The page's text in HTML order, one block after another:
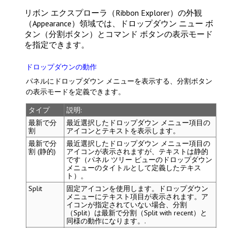
リボン エクスプローラ（Ribbon Explorer）の外観
（Appearance）領域では、ドロップダウン ニュー ボ
タン（分割ボタン）とコマンド ボタンの表示モード
を指定できます。
ドロップダウンの動作
パネルにドロップダウン メニューを表示する、分割ボタン
の表示モードを定義できます。
タイプ
説明:
最新で分
割
最近選択したドロップダウン メニュー項目の
アイコンとテキストを表示します。
最新で分
割 (静的)
最近選択したドロップダウン メニュー項目の
アイコンが表示されますが、テキストは静的
です（パネル ツリー ビューのドロップダウン
メニューのタイトルとして定義したテキス
ト）。
Split
固定アイコンを使用します。ドロップダウン
メニューにテキスト項目が表示されます。ア
イコンが指定されていない場合、分割
（Split） は最新で分割（Split with recent） と
同様の動作になります。.